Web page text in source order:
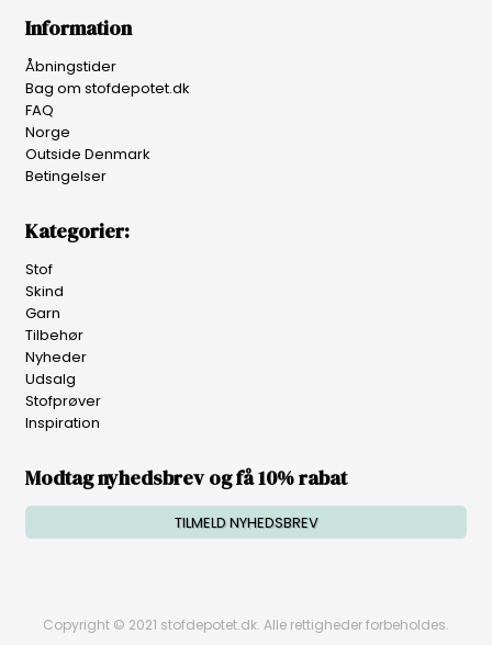
Information
Åbningstider
Bag om stofdepotet.dk
FAQ
Norge
Outside Denmark
Betingelser
Kategorier:
Stof
Skind
Garn
Tilbehør
Nyheder
Udsalg
Stofprøver
Inspiration
Modtag nyhedsbrev og få 10% rabat
TILMELD NYHEDSBREV
Copyright © 2021 stofdepotet.dk. Alle rettigheder forbeholdes.